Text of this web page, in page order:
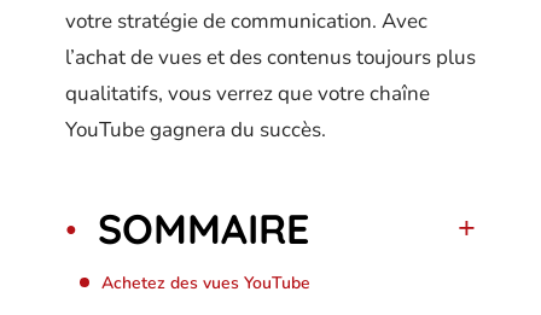
votre stratégie de communication. Avec
l’achat de vues et des contenus toujours plus
qualitatifs, vous verrez que votre chaîne
YouTube gagnera du succès.
SOMMAIRE
Achetez des vues YouTube